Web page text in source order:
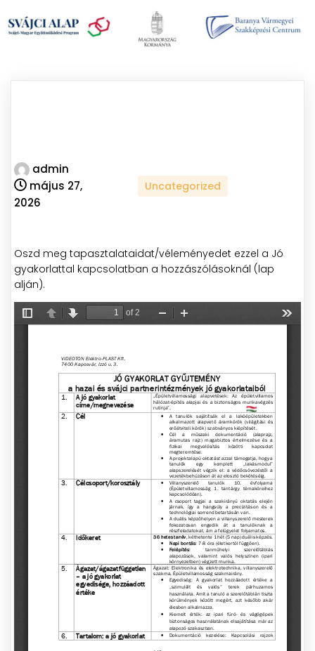
admin
május 27,
2026
Uncategorized
Oszd meg tapasztalataidat/véleményedet ezzel a Jó
gyakorlattal kapcsolatban a hozzászólásoknál (lap
alján).